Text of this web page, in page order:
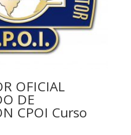
OFICIAL
DE
CPOI Curso